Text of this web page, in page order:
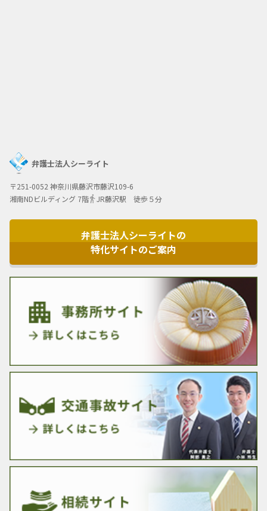
弁護士法人シーライト
〒251-0052 神奈川県藤沢市藤沢109-6
湘南NDビルディング 7階
JR藤沢駅 徒歩５分
弁護士法人シーライトの
特化サイトのご案内